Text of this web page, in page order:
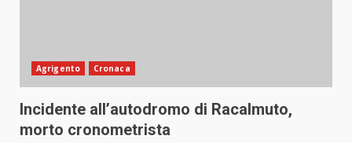
Agrigento Cronaca
Incidente all’autodromo di Racalmuto,
morto cronometrista